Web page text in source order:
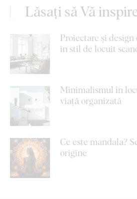
Lăsați să Vă
Proiectare și
în stil de locuit
Minimalismul în
viață organizată
Ce este mandala?
origine